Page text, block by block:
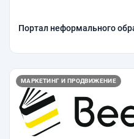
Портал неформального
МАРКЕТИНГ И ПРОДВИЖЕНИЕ